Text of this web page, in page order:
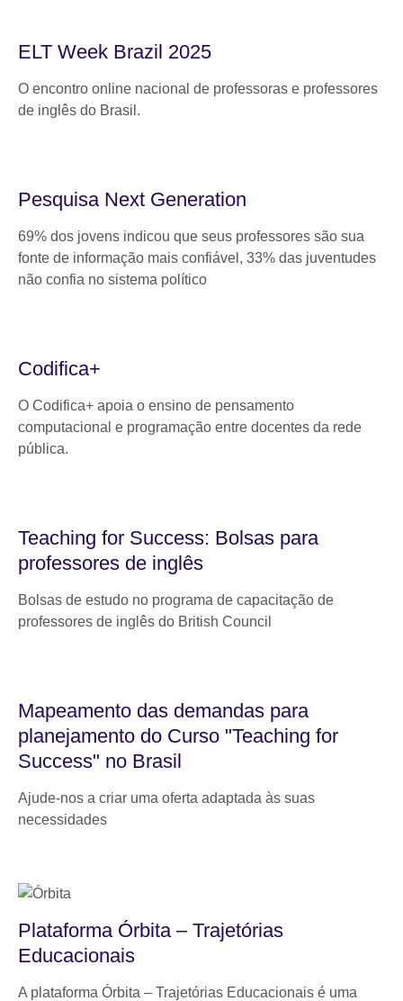
ELT Week Brazil 2025
O encontro online nacional de professoras e professores
de inglês do Brasil.
Pesquisa Next Generation
69% dos jovens indicou que seus professores são sua
fonte de informação mais confiável, 33% das juventudes
não confia no sistema político
Codifica+
O Codifica+ apoia o ensino de pensamento
computacional e programação entre docentes da rede
pública.
Teaching for Success: Bolsas para
professores de inglês
Bolsas de estudo no programa de capacitação de
professores de inglês do British Council
Mapeamento das demandas para
planejamento do Curso "Teaching for
Success" no Brasil
Ajude-nos a criar uma oferta adaptada às suas
necessidades
Plataforma Órbita – Trajetórias
Educacionais
A plataforma Órbita – Trajetórias Educacionais é uma